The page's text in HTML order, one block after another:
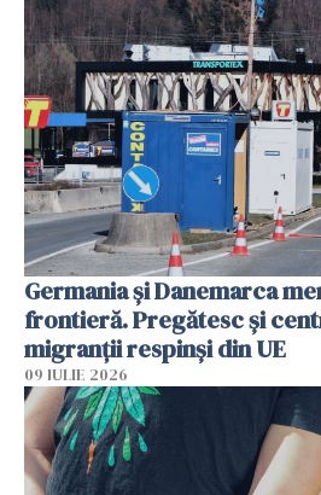
Germania și Danemarca
frontieră. Pregătesc și
migranții respinși din UE
09 IULIE 2026